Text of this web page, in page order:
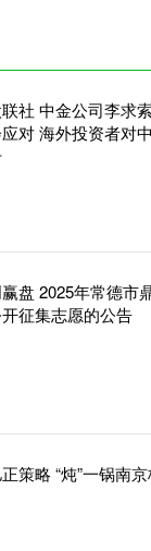
社 中金公司李求
对 海外投资者对
盘 2025年常德市
征集志愿的公告
策略 “炖”一锅南